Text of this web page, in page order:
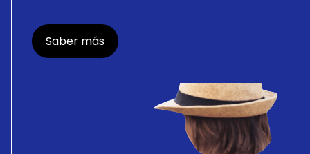
Saber más